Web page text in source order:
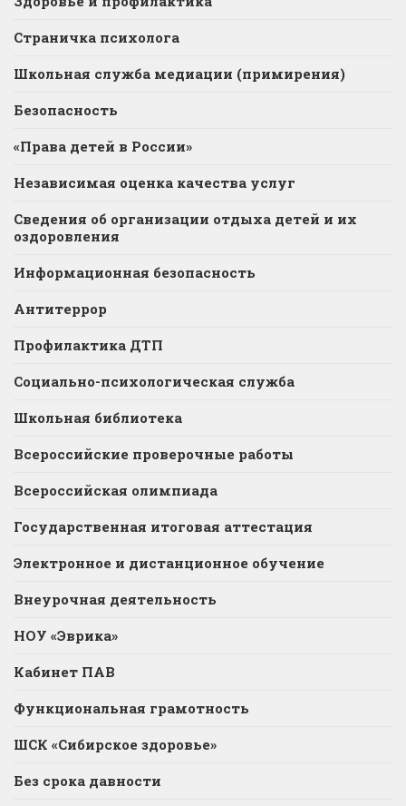
Страничка психолога
Школьная служба медиации (примирения)
Безопасность
«Права детей в России»
Независимая оценка качества услуг
Сведения об организации отдыха детей и их
оздоровления
Информационная безопасность
Антитеррор
Профилактика ДТП
Социально-психологическая служба
Школьная библиотека
Всероссийские проверочные работы
Всероссийская олимпиада
Государственная итоговая аттестация
Электронное и дистанционное обучение
Внеурочная деятельность
НОУ «Эврика»
Кабинет ПАВ
Функциональная грамотность
ШСК «Сибирское здоровье»
Без срока давности